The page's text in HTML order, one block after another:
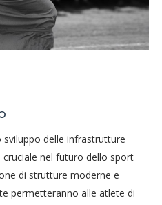
delle infrastrutture
nel futuro dello sport
di strutture moderne e
permetteranno alle atlete di